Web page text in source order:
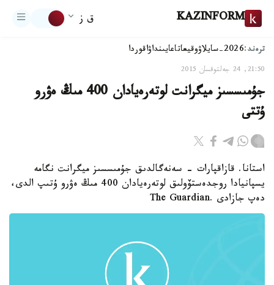
KAZINFORM ق ز
ترەند:2026-سايلاۋ وقيعاتاعايىنداۋاقوردا
21:50, 24 جەلتوقسان 2015
جۇمىسسىز ميگرانت لوتەرەيادان 400 مىڭ ەۋرو
ۇتتى
استانا. قازاقپارات - سەنەگالدىق جۇمىسسىز ميگرانت نگامە
يسپانيادا روجدەستۆولىق لوتەرەيادان 400 مىڭ ەۋرو ۇتىپ الدى،
دەپ جازادى .The Guardian